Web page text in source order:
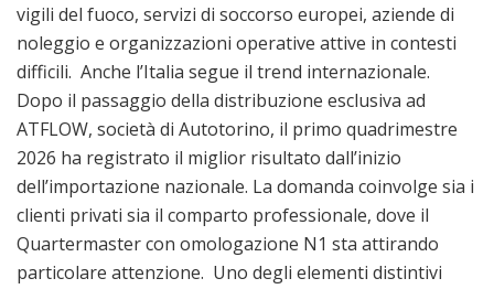
vigili del fuoco, servizi di soccorso europei, aziende di
noleggio e organizzazioni operative attive in contesti
difficili. Anche l’Italia segue il trend internazionale.
Dopo il passaggio della distribuzione esclusiva ad
ATFLOW, società di Autotorino, il primo quadrimestre
2026 ha registrato il miglior risultato dall’inizio
dell’importazione nazionale. La domanda coinvolge sia i
clienti privati sia il comparto professionale, dove il
Quartermaster con omologazione N1 sta attirando
particolare attenzione. Uno degli elementi distintivi